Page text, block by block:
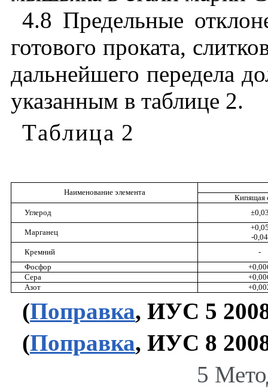
4.8 Предельные
готового проката,
дальнейшего передела
указанным в таблице 2.
Таблица 2
Наименование элемента
Кипящая
Углерод
±
Марганец
-0,04
Кремний
-
Фосфор
Сера
Азот
(Поправка, ИУС 5
(Поправка, ИУС 8
5